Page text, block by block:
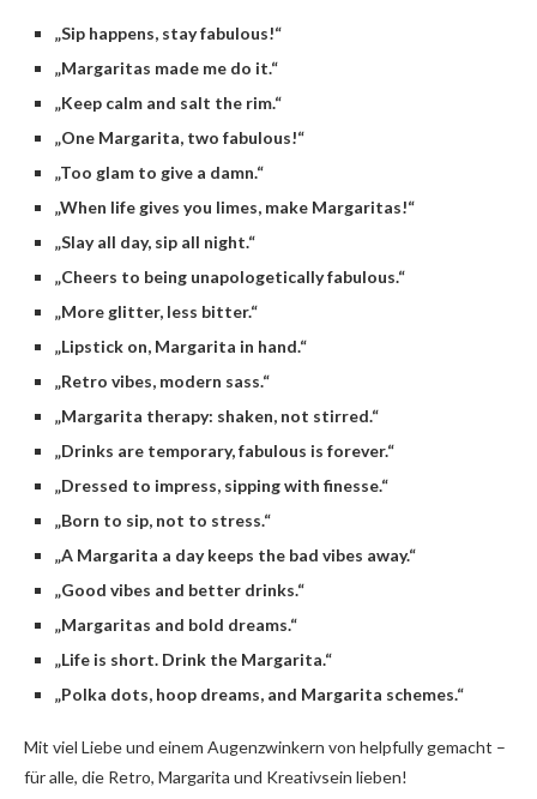
„Sip happens, stay fabulous!“
„Margaritas made me do it.“
„Keep calm and salt the rim.“
„One Margarita, two fabulous!“
„Too glam to give a damn.“
„When life gives you limes, make Margaritas!“
„Slay all day, sip all night.“
„Cheers to being unapologetically fabulous.“
„More glitter, less bitter.“
„Lipstick on, Margarita in hand.“
„Retro vibes, modern sass.“
„Margarita therapy: shaken, not stirred.“
„Drinks are temporary, fabulous is forever.“
„Dressed to impress, sipping with finesse.“
„Born to sip, not to stress.“
„A Margarita a day keeps the bad vibes away.“
„Good vibes and better drinks.“
„Margaritas and bold dreams.“
„Life is short. Drink the Margarita.“
„Polka dots, hoop dreams, and Margarita schemes.“
Mit viel Liebe und einem Augenzwinkern von helpfully gemacht –
für alle, die Retro, Margarita und Kreativsein lieben!